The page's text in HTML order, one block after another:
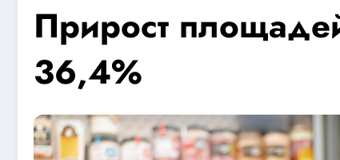
Прирост
36,4%